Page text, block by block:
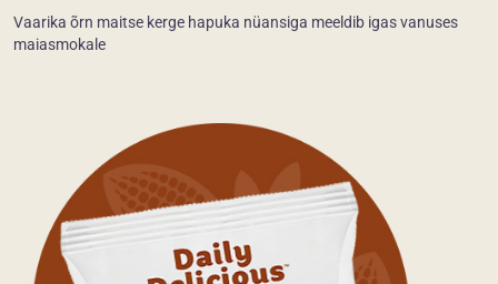
Vaarika õrn maitse kerge hapuka nüansiga meeldib igas vanuses
maiasmokale